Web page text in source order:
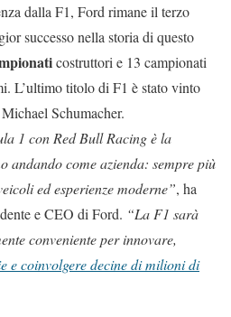
dalla F1, Ford rimane il terzo
successo nella storia di questo
costruttori e 13 campionati
L’ultimo titolo di F1 è stato vinto
Schumacher.
1 con Red Bull Racing è la
andando come azienda: sempre più
ed esperienze moderne”, ha
e CEO di Ford. “La F1 sarà
conveniente per innovare,
e coinvolgere decine di milioni di